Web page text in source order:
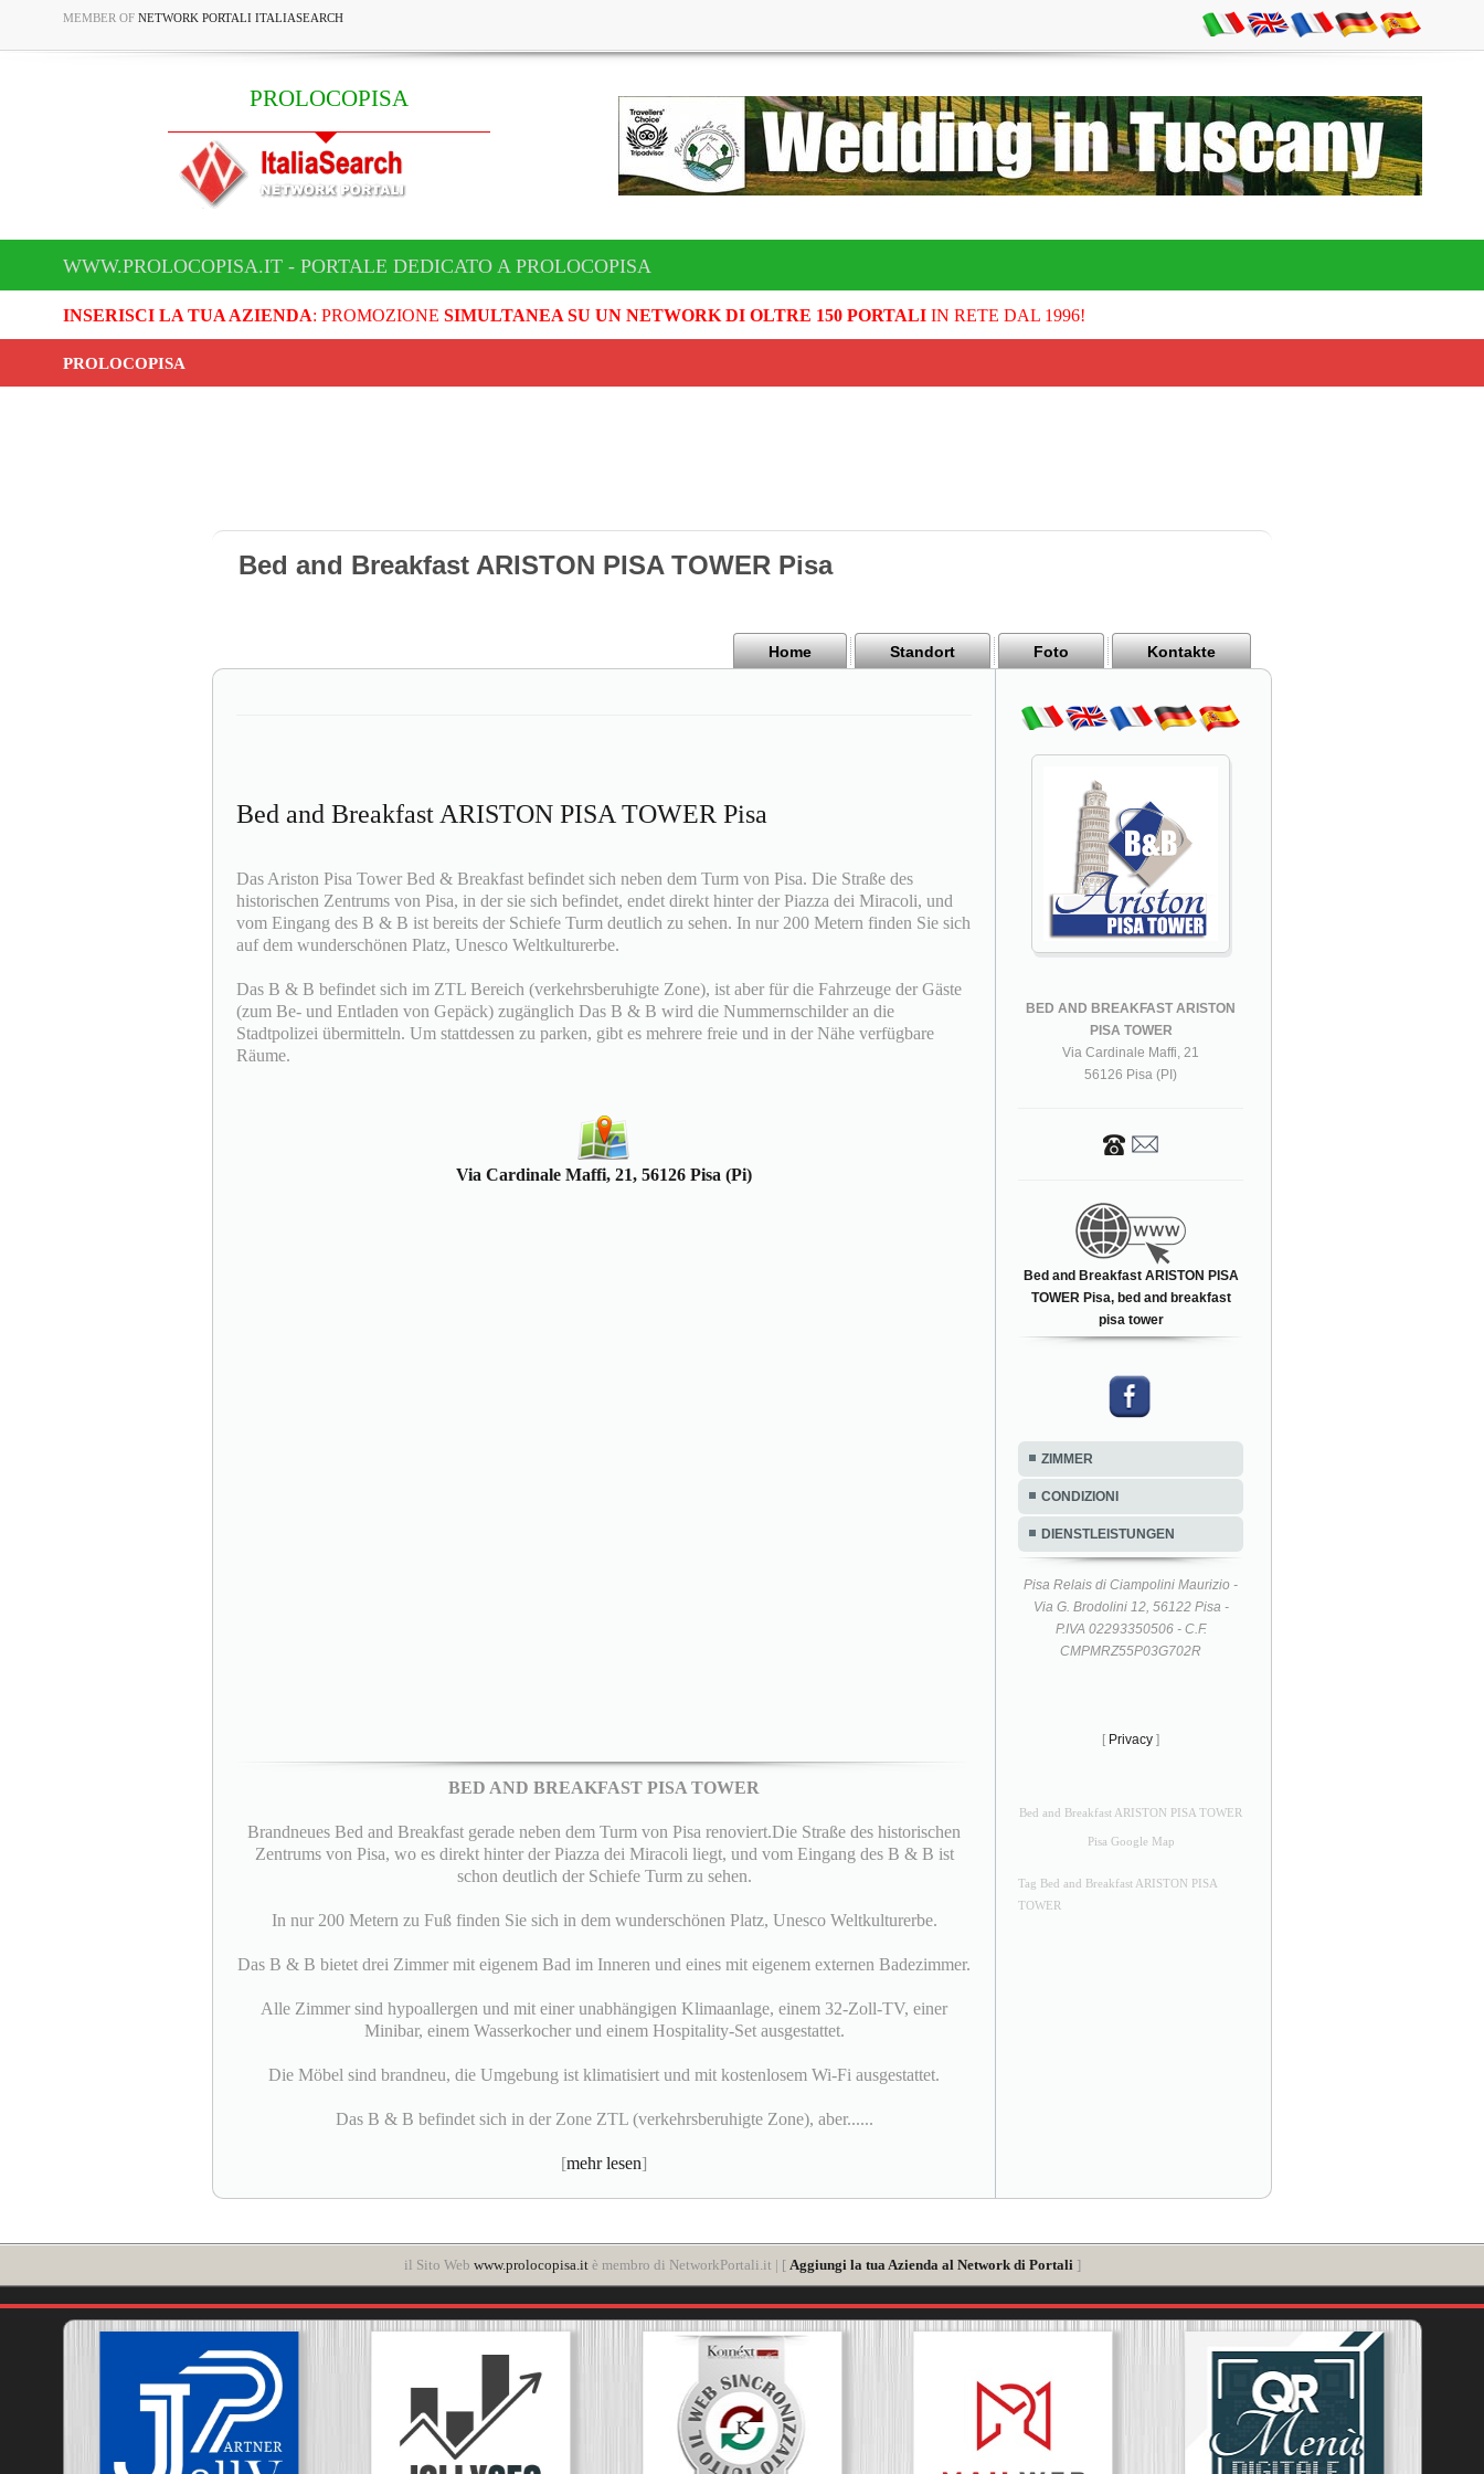
MEMBER OF NETWORK PORTALI ITALIASEARCH
PROLOCOPISA
WWW.PROLOCOPISA.IT - PORTALE DEDICATO A PROLOCOPISA
INSERISCI LA TUA AZIENDA: PROMOZIONE SIMULTANEA SU UN NETWORK DI OLTRE 150 PORTALIIN RETE DAL 1996!
PROLOCOPISA
Bed and Breakfast ARISTON PISA TOWER Pisa
Home Standort Foto Kontakte
Bed and Breakfast ARISTON PISA TOWER Pisa
Das Ariston Pisa Tower Bed & Breakfast befindet sich neben dem Turm von Pisa. Die Straße des
historischen Zentrums von Pisa, in der sie sich befindet, endet direkt hinter der Piazza dei Miracoli, und
vom Eingang des B & B ist bereits der Schiefe Turm deutlich zu sehen. In nur 200 Metern finden Sie sich
auf dem wunderschönen Platz, Unesco Weltkulturerbe.
Das B & B befindet sich im ZTL Bereich (verkehrsberuhigte Zone), ist aber für die Fahrzeuge der Gäste
(zum Be- und Entladen von Gepäck) zugänglich Das B & B wird die Nummernschilder an die
Stadtpolizei übermitteln. Um stattdessen zu parken, gibt es mehrere freie und in der Nähe verfügbare
Räume.
Via Cardinale Maffi, 21, 56126 Pisa (Pi)
BED AND BREAKFAST PISA TOWER
Brandneues Bed and Breakfast gerade neben dem Turm von Pisa renoviert.Die Straße des historischen
Zentrums von Pisa, wo es direkt hinter der Piazza dei Miracoli liegt, und vom Eingang des B & B ist
schon deutlich der Schiefe Turm zu sehen.
In nur 200 Metern zu Fuß finden Sie sich in dem wunderschönen Platz, Unesco Weltkulturerbe.
Das B & B bietet drei Zimmer mit eigenem Bad im Inneren und eines mit eigenem externen Badezimmer.
Alle Zimmer sind hypoallergen und mit einer unabhängigen Klimaanlage, einem 32-Zoll-TV, einer
Minibar, einem Wasserkocher und einem Hospitality-Set ausgestattet.
Die Möbel sind brandneu, die Umgebung ist klimatisiert und mit kostenlosem Wi-Fi ausgestattet.
Das B & B befindet sich in der Zone ZTL (verkehrsberuhigte Zone), aber......
[mehr lesen]
BED AND BREAKFAST ARISTON
PISA TOWER
Via Cardinale Maffi, 21
56126 Pisa (PI)
Bed and Breakfast ARISTON PISA
TOWER Pisa, bed and breakfast
pisa tower
ZIMMER
CONDIZIONI
DIENSTLEISTUNGEN
Pisa Relais di Ciampolini Maurizio -
Via G. Brodolini 12, 56122 Pisa -
P.IVA 02293350506 - C.F.
CMPMRZ55P03G702R
[ Privacy ]
Bed and Breakfast ARISTON PISA TOWER
Pisa Google Map
Tag Bed and Breakfast ARISTON PISA
TOWER
il Sito Web www.prolocopisa.itè membro di NetworkPortali.it | [ Aggiungi la tua Azienda al Network di Portali ]